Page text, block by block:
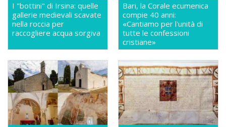
I "bottini" di Irsina: quelle
gallerie medievali scavate
nella roccia per
raccogliere acqua sorgiva
Bari, la Corale ecumenica
compie 40 anni:
«Cantiamo per l'unità di
tutte le confessioni
cristiane»